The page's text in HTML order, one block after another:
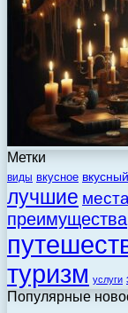
Метки
виды вкусное вкусный
лучшие места
преимущества
туризм услуги
Популярные